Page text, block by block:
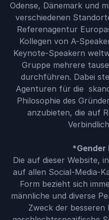
Odense, Dänemark und
verschiedenen
Referenagentur
Kollegen von A-
Keynote-Speakern
Gruppe mehrere
durchführen. Dabei
Agenturen für die
Philosophie des
anzubieten, die auf
*Gender
Die auf dieser Website,
auf allen Social-Media-
Form bezieht sich
männliche und diverse
Zweck der